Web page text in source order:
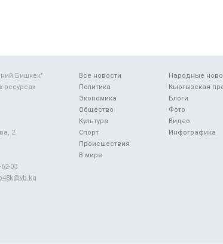
Все новости
Политика
Экономика
Общество
Культура
Спорт
Происшествия
В мире
Народные
Кыргызская
Блоги
Фото
Видео
Инфографика
Бишкек"
ресурсах
2.
03.